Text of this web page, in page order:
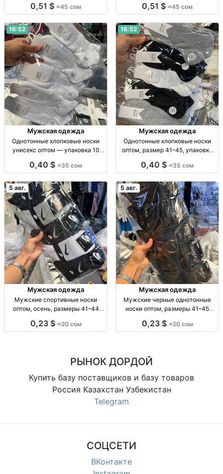
носки, р-р 41–45, уп. 10 шт., опт,
0,51 $ ≈45 сом
р-р 41–45, уп. 10 шт., опт.
0,51 $ ≈45 сом
16:52
Мужская одежда
Однотонные хлопковые носки
унисекс оптом — упаковка 10
однотонные, р-р универс., уп. 10
0,40 $ ≈35 сом
16:52
Мужская одежда
Однотонные хлопковые носки
оптом, размер 41–45, упаковка
45, уп. 10 шт., опт.
0,40 $ ≈35 сом
5 авг.
Мужская одежда
Мужские спортивные носки
оптом, осень, размеры 41–44
44, уп. 10 шт., опт.
0,23 $ ≈20 сом
5 авг.
Мужская одежда
Мужские черные однотонные
носки оптом, размеры 41–45
41–45, уп. 10 пар, опт.
0,23 $ ≈20 сом
РЫНОК ДОРДОЙ
Купить базу поставщиков и базу товаров
Россия Казахстан Узбекистан
Telegram
СОЦСЕТИ
ВКонтакте